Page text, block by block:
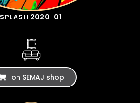
SPLASH 2020-01
on SEMAJ shop